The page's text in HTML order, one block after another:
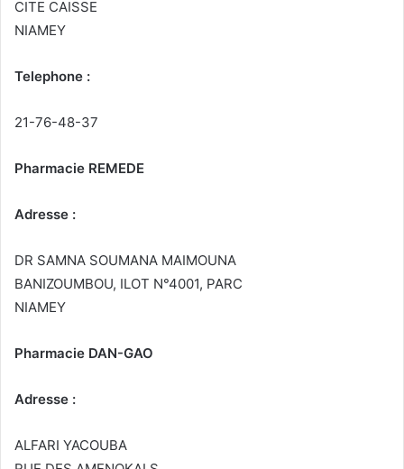
CITE CAISSE
NIAMEY
Telephone :
21-76-48-37
Pharmacie REMEDE
Adresse :
DR SAMNA SOUMANA MAIMOUNA
BANIZOUMBOU, ILOT N°4001, PARC
NIAMEY
Pharmacie DAN-GAO
Adresse :
ALFARI YACOUBA